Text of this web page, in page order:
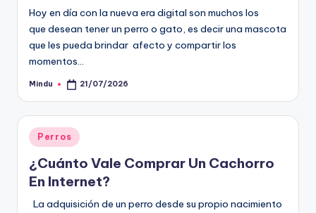
Hoy en día con la nueva era digital son muchos los
que desean tener un perro o gato, es decir una mascota
que les pueda brindar afecto y compartir los
momentos…
Publicado
Mindu 21/07/2026
Publicado
en
Perros
¿Cuánto Vale Comprar Un Cachorro
En Internet?
La adquisición de un perro desde su propio nacimiento